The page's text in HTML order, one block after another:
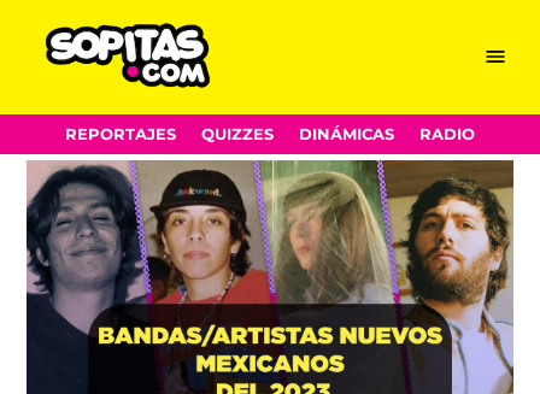
Skip
to
content
Menu
REPORTAJES QUIZZES DINÁMICAS RADIO